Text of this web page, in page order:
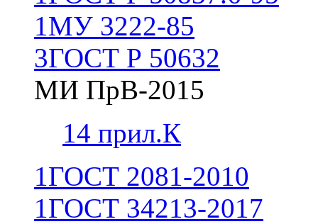
1МУ 3222-85
3ГОСТ Р 50632
МИ ПрВ-2015
14 прил.К
1ГОСТ 2081-2010
1ГОСТ 34213-2017